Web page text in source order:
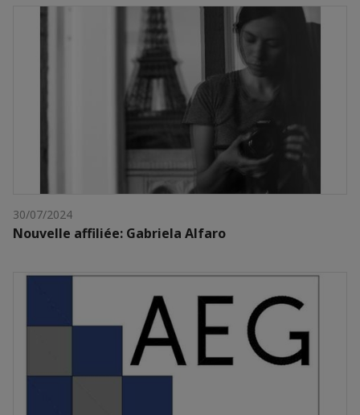
30/07/2024
Nouvelle affiliée: Gabriela Alfaro